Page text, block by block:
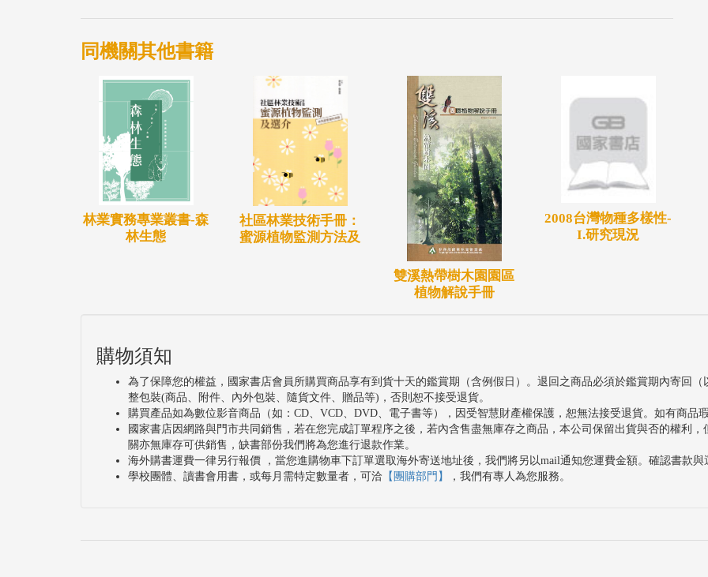
同機關其他書籍
林業實務專業叢書-森
林生態
社區林業技術手冊：
蜜源植物監測方法及
雙溪熱帶樹木園園區
植物解說手冊
2008台灣物種多樣性-
I.研究現況
購物須知
為了保障您的權益，國家書店會員所購買商品享有到貨十天的鑑賞期（含例假日）。退回之商品必須於鑑賞期內寄回
整包裝(商品、附件、內外包裝、隨貨文件、贈品等)，否則恕不接受退貨。
購買產品如為數位影音商品（如：CD、VCD、DVD、電子書等），因受智慧財產權保護，恕無法接受退貨。如有商品
國家書店因網路與門市共同銷售，若在您完成訂單程序之後，若內含售盡無庫存之商品，本公司保留出貨與否的權利
關亦無庫存可供銷售，缺書部份我們將為您進行退款作業。
海外購書運費一律另行報價 ，當您進購物車下訂單選取海外寄送地址後，我們將另以mail通知您運費金額。確認書款
學校團體、讀書會用書，或每月需特定數量者，可洽 【團購部門】 ，我們有專人為您服務。